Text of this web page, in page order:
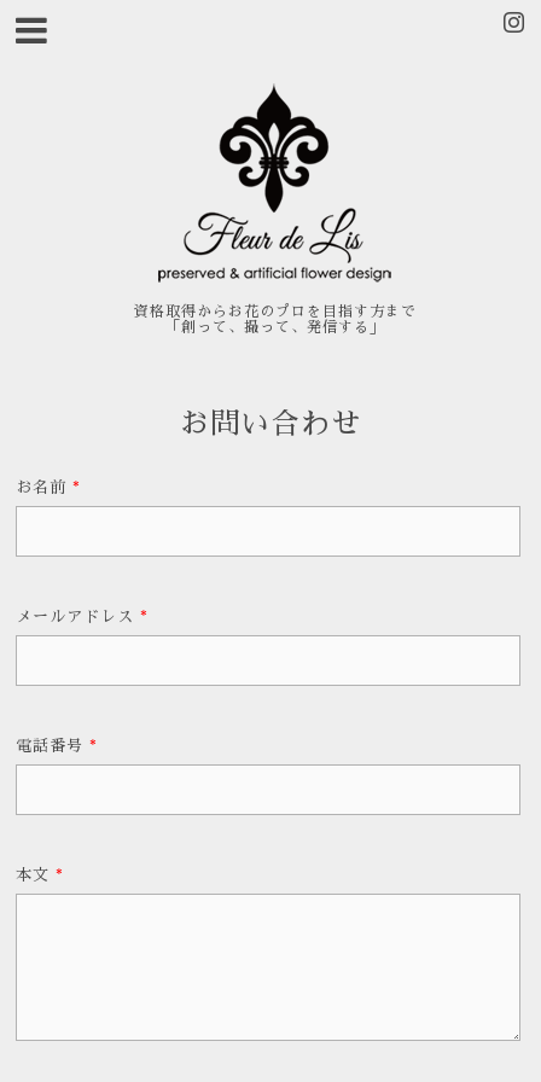
資格取得からお花のプロを目指す方まで
「創って、撮って、発信する」
お問い合わせ
お名前 *
メールアドレス *
電話番号 *
本文 *